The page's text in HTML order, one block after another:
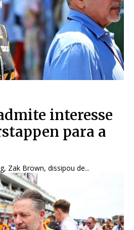
interesse
para a
Zak Brown, dissipou de...